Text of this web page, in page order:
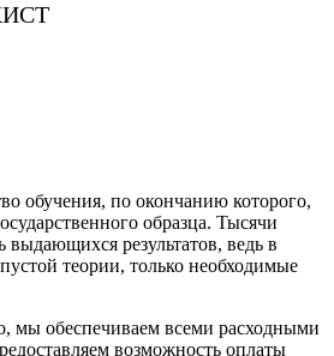
обучения, по окончанию которого,
образца. Тысячи
результатов, ведь в
теории, только необходимые
мы обеспечиваем всеми расходными
возможность оплаты